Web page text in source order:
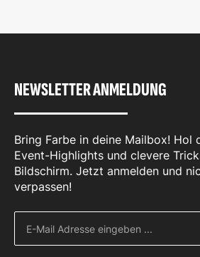
NEWSLETTER ANMELDUNG
Bring Farbe in deine Mailbox! Hol
Event-Highlights und clevere
Bildschirm. Jetzt anmelden und
verpassen!